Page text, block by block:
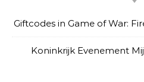
Giftcodes in Game of War:
Koninkrijk Evenement